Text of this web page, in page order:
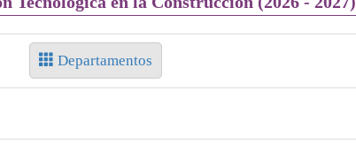
Departamentos